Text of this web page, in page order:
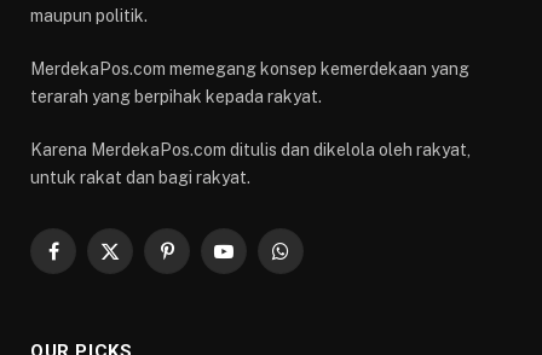
maupun politik.
MerdekaPos.com memegang konsep kemerdekaan yang
terarah yang berpihak kepada rakyat.
Karena MerdekaPos.com ditulis dan dikelola oleh rakyat,
untuk rakat dan bagi rakyat.
Facebook
X
PinterestYouTubeWhatsApp